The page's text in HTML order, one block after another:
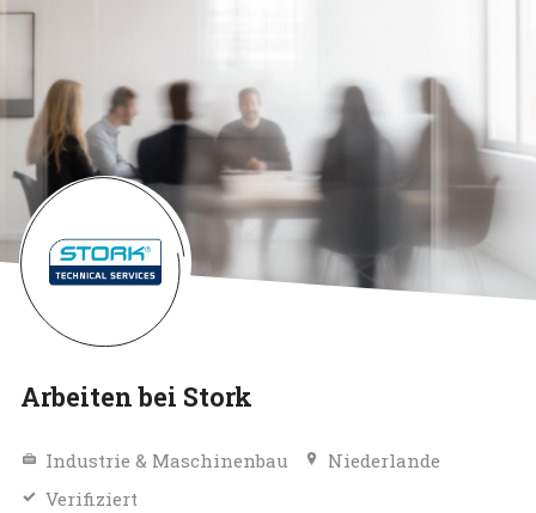
Arbeiten bei Stork
Industrie & Maschinenbau
Niederlande
Verifiziert